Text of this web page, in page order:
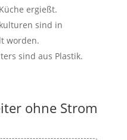
ergießt.
sind in
worden.
sind aus Plastik.
ohne Strom